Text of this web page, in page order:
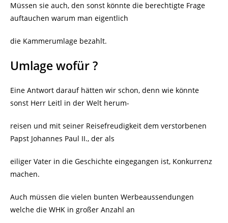
Müssen sie auch, den sonst könnte die berechtigte Frage
auftauchen warum man eigentlich
die Kammerumlage bezahlt.
Umlage wofür ?
Eine Antwort darauf hätten wir schon, denn wie könnte
sonst Herr Leitl in der Welt herum-
reisen und mit seiner Reisefreudigkeit dem verstorbenen
Papst Johannes Paul II., der als
eiliger Vater in die Geschichte eingegangen ist, Konkurrenz
machen.
Auch müssen die vielen bunten Werbeaussendungen
welche die WHK in großer Anzahl an